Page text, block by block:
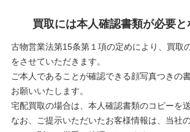
買取には本人確認書類が必要と
古物営業法第15条第１項の定めにより、買取
をさせていただきます。
ご本人であることが確認できる顔写真つきの
お願いいたします。
宅配買取の場合は、本人確認書類のコピーを
なお、ご提示いただいたお客様情報は、当社